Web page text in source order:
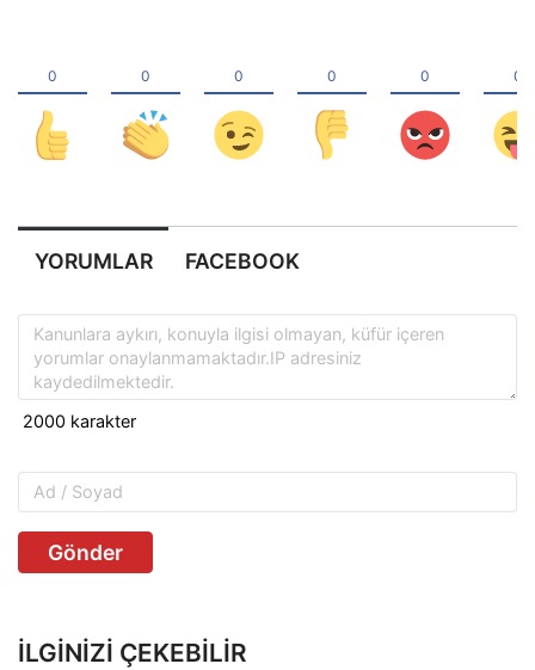
YORUMLAR FACEBOOK
Gönder
İLGINIZI ÇEKEBILIR